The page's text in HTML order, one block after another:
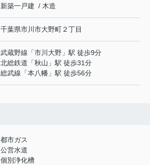
新築一戸建 / 木造
千葉県市川市大野町２丁目
武蔵野線 「市川大野 」駅 徒歩9分
北総鉄道 「秋山 」駅 徒歩31分
総武線 「本八幡 」駅 徒歩56分
都市ガス
公営水道
個別浄化槽